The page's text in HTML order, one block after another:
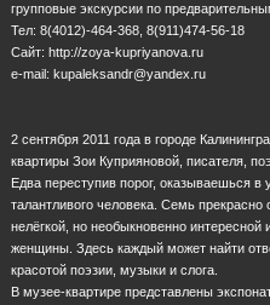
групповые экскурсии по
Тел: 8(4012)-464-368, 8(911)474-56-18
Сайт: http://zoya-kupriyanova.ru
e-mail: kupaleksandr@yandex.ru
2 сентября 2011 года в городе
квартиры Зои Куприяновой, писателя,
Едва переступив порог, оказываешься
талантливого человека. Семь
нелёгкой, но необыкновенно интересной
женщины. Здесь каждый может найти
красотой поэзии, музыки и слога.
В музее-квартире представлены